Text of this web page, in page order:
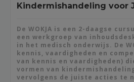
Kindermishandeling voor
De WOKJA is een 2-daagse
een werkgroep van
in het medisch onderwijs. De
kennis, vaardigheden en
van kennis en vaardigheden)
vormen van
vervolgens de juiste acties te